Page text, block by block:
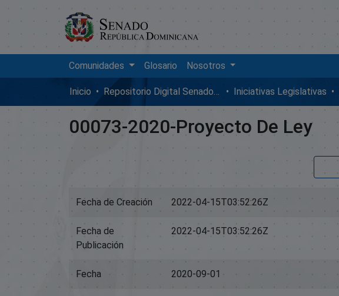
Comunidades Glosario Nosotros
Inicio Repositorio Digital SenadoRD Iniciativas Legislativas
00073-2020-Proyecto De Ley
Fecha de Creación 2022-04-15T03:52:26Z
Fecha de
Publicación
2022-04-15T03:52:26Z
Fecha 2020-09-01